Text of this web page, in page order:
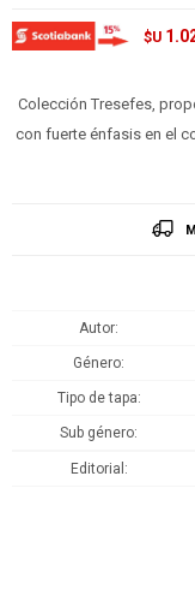
$U
Colección Tresefes,
con fuerte énfasis en el
Autor
Género
Tipo de tapa
Sub género
Editorial